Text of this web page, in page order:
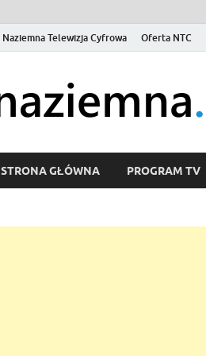
Naziemna Telewizja Cyfrowa Oferta NTC
STRONA GŁÓWNA PROGRAM TV